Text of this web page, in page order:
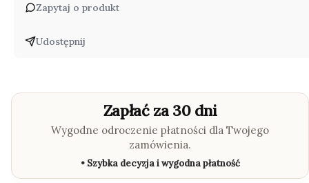
Zapytaj o produkt
Udostępnij
Zapłać za 30 dni
Wygodne odroczenie płatności dla Twojego
zamówienia.
• Szybka decyzja i wygodna płatność